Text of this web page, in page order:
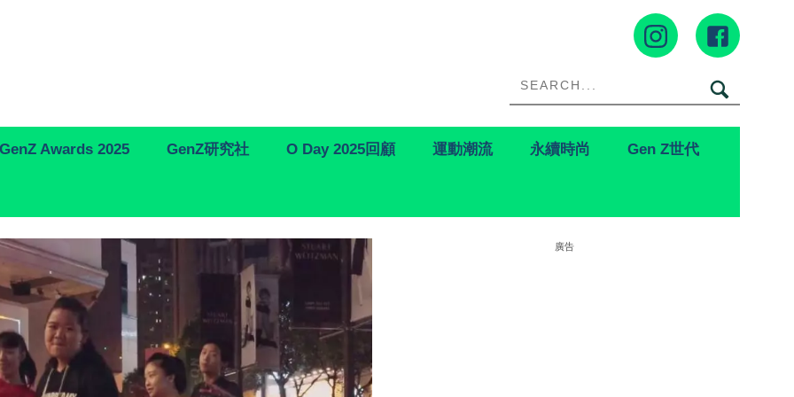
GenZ Awards 2025 GenZ研究社 O Day 2025回顧 運動潮流 永續時尚 Gen Z世代
廣告